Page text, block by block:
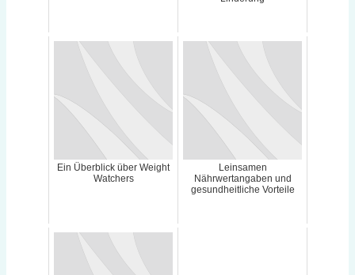
Ein Überblick über Weight
Watchers
Leinsamen
Nährwertangaben und
gesundheitliche Vorteile